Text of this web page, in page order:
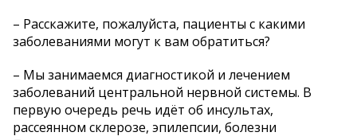
– Расскажите, пожалуйста, пациенты с какими
заболеваниями могут к вам обратиться?
– Мы занимаемся диагностикой и лечением
заболеваний центральной нервной системы. В
первую очередь речь идёт об инсультах,
рассеянном склерозе, эпилепсии, болезни